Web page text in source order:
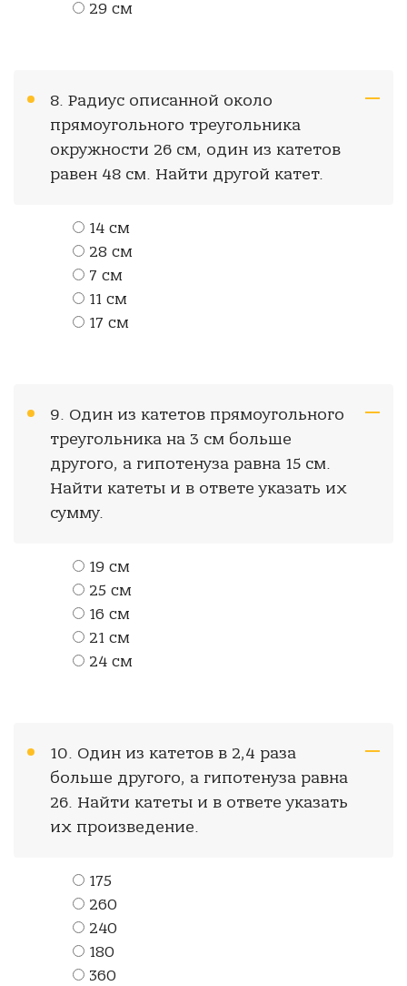
29 см
8. Радиус описанной около
прямоугольного треугольника
окружности 26 см, один из катетов
равен 48 см. Найти другой катет.
14 см
28 см
7 см
11 см
17 см
9. Один из катетов прямоугольного
треугольника на 3 см больше
другого, а гипотенуза равна 15 см.
Найти катеты и в ответе указать их
сумму.
19 см
25 см
16 см
21 см
24 см
10. Один из катетов в 2,4 раза
больше другого, а гипотенуза равна
26. Найти катеты и в ответе указать
их произведение.
175
260
240
180
360